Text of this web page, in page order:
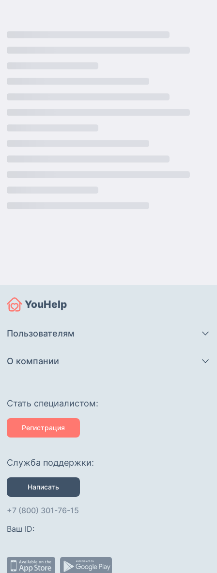
YouHelp
Пользователям
О компании
Cтать специалистом:
Регистрация
Служба поддержки:
Написать
+7 (800) 301-76-15
Ваш ID: